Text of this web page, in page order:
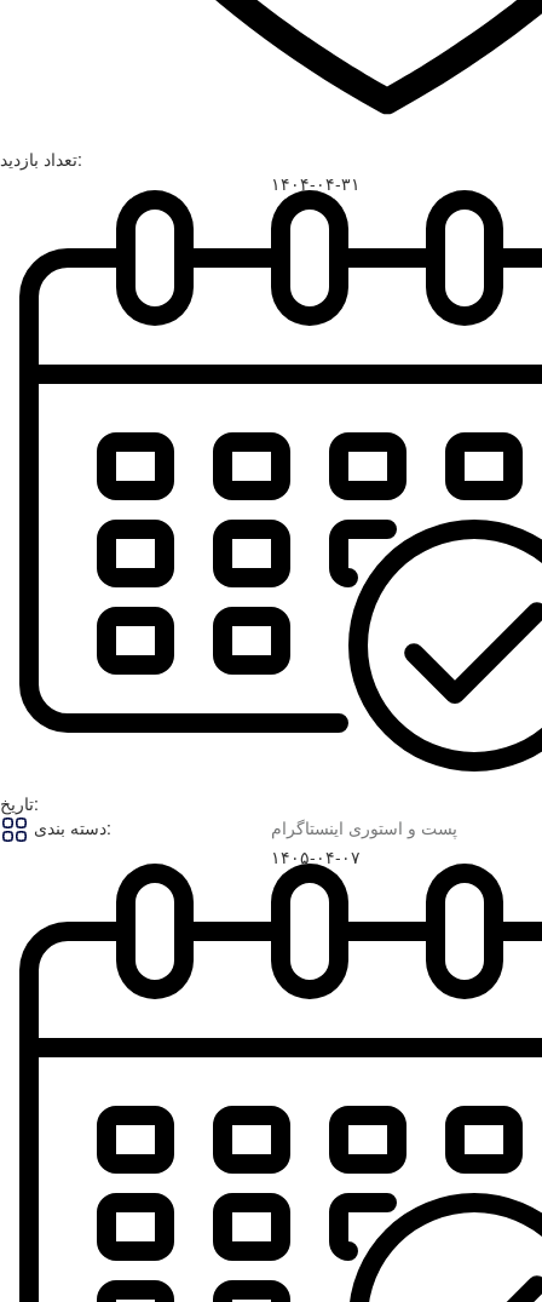
تعداد بازدید:
تاریخ:
۱۴۰۴-۰۴-۳۱
دسته بندی: پست و استوری اینستاگرام
۱۴۰۵-۰۴-۰۷